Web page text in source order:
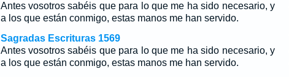
Antes vosotros sabéis que para lo que me ha sido necesario, y
a los que están conmigo, estas manos me han servido.
Sagradas Escrituras 1569
Antes vosotros sabéis que para lo que me ha sido necesario, y
a los que están conmigo, estas manos me han servido.